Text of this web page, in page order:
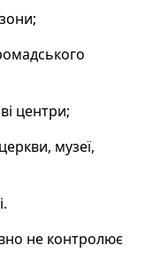
центри;
музеї,
не контролює